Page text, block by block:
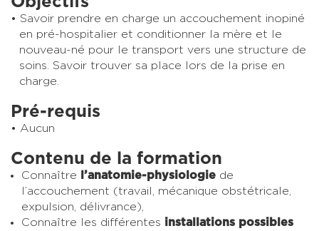
Savoir prendre en charge un accouchement inopiné
en pré-hospitalier et conditionner la mère et le
nouveau-né pour le transport vers une structure de
soins. Savoir trouver sa place lors de la prise en
charge.
Pré-requis
Aucun
Contenu de la formation
Connaître l’anatomie-physiologie de
l’accouchement (travail, mécanique obstétricale,
expulsion, délivrance),
Connaître les différentes installations possibles